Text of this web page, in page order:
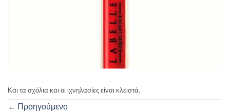
Και τα σχόλια και οι ιχνηλασίες είναι κλειστά.
← Προηγούμενο